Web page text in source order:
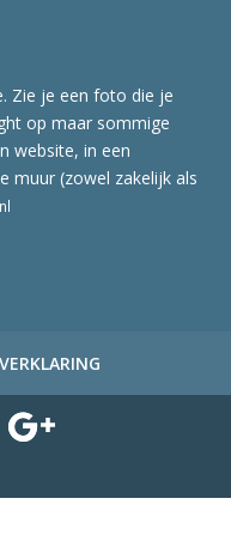
Zie je een foto die je
op maar sommige
website, in een
muur (zowel zakelijk als